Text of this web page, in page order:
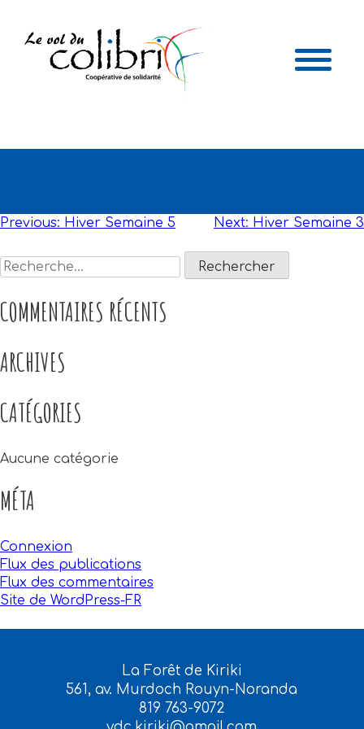
NAVIGATION
DE
L'ARTICLE
Previous: Hiver Semaine 5 Next: Hiver Semaine 3
Rechercher :
COMMENTAIRES RÉCENTS
ARCHIVES
CATÉGORIES
Aucune catégorie
MÉTA
Connexion
Flux des publications
Flux des commentaires
Site de WordPress-FR
La Forêt de Kiriki
561, av. Murdoch Rouyn-Noranda
819 763-9072